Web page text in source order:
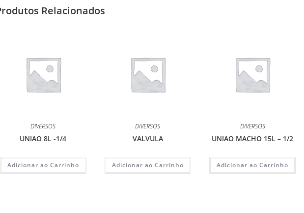
Relacionados
DIVERSOS
UNIAO 8L -1/4
Adicionar ao Carrinho
DIVERSOS
VALVULA
Adicionar ao Carrinho
DIVERSOS
UNIAO MACHO 15L – 1/2
Adicionar ao Carrinho